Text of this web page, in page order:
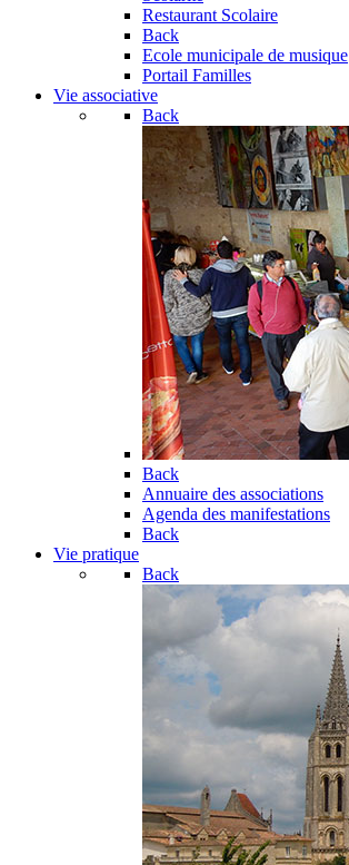
Restaurant Scolaire
Back
Ecole municipale de musique
Portail Familles
Vie associative
Back
Back
Annuaire des associations
Agenda des manifestations
Back
Vie pratique
Back